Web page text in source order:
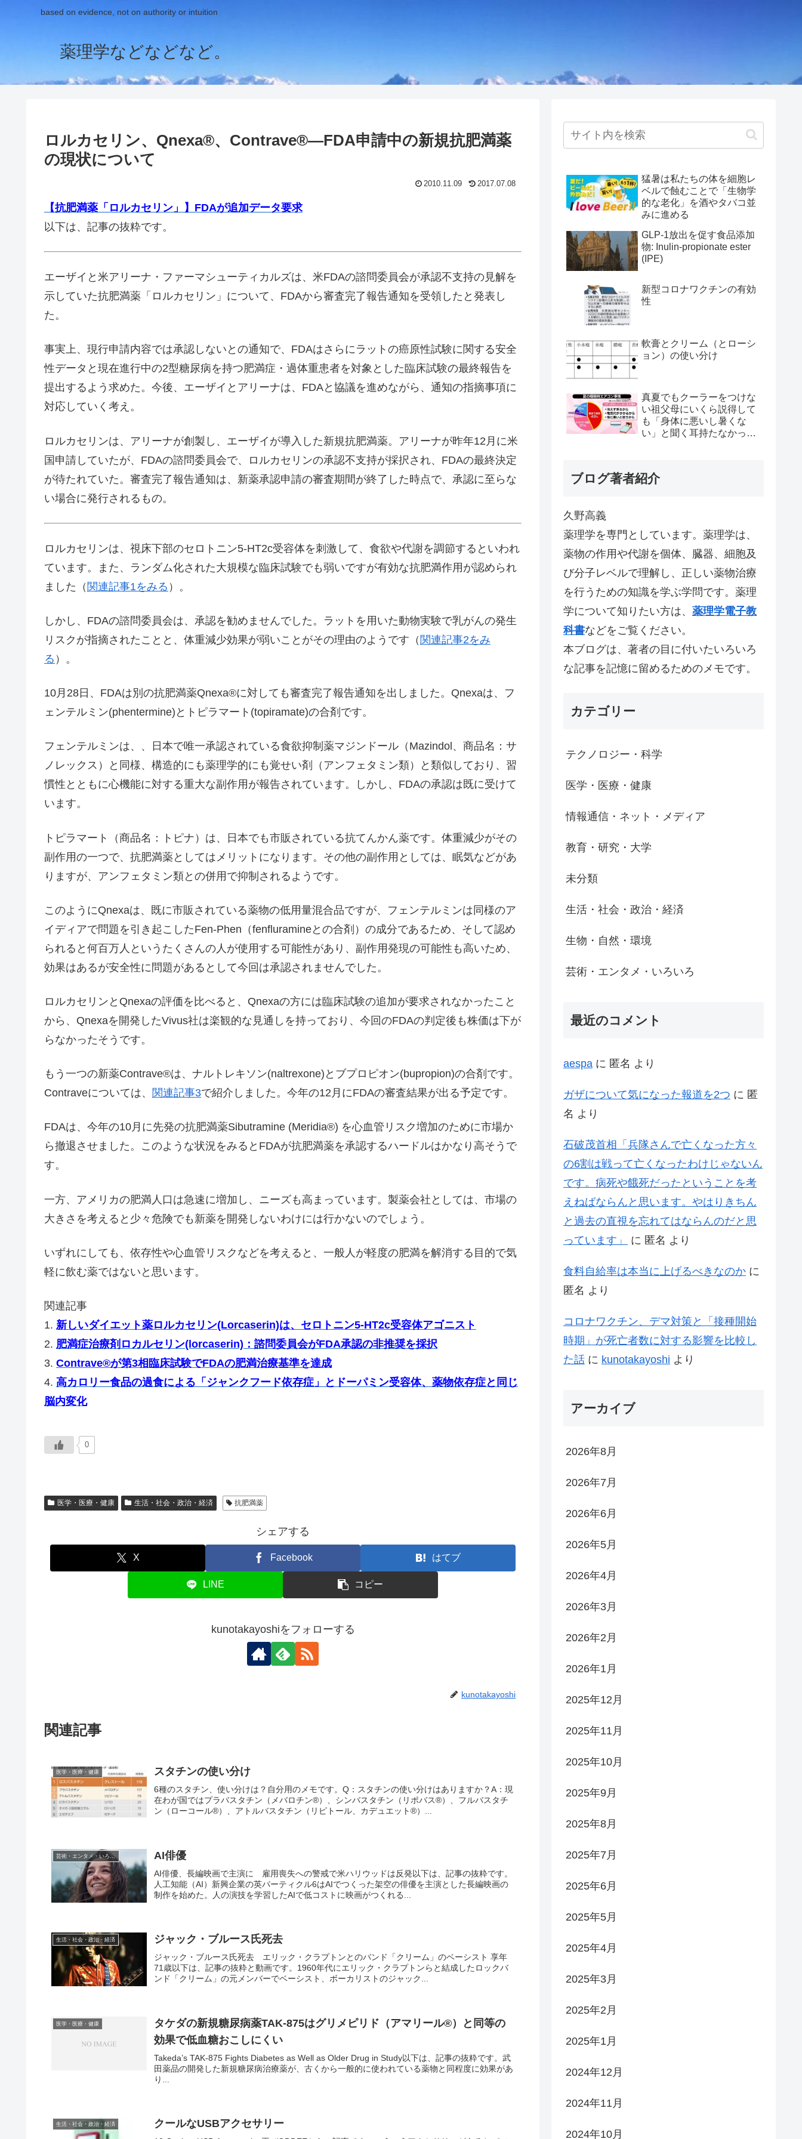
based on evidence, not on authority or intuition
薬理学などなどなど。
ロルカセリン、Qnexa®、Contrave®―FDA申請中の新規抗肥満薬
の現状について
2010.11.09 2017.07.08
【抗肥満薬「ロルカセリン」】FDAが追加データ要求
以下は、記事の抜粋です。
エーザイと米アリーナ・ファーマシューティカルズは、米FDAの諮問委員会が承認不支持の見解を
示していた抗肥満薬「ロルカセリン」について、FDAから審査完了報告通知を受領したと発表し
た。
事実上、現行申請内容では承認しないとの通知で、FDAはさらにラットの癌原性試験に関する安全
性データと現在進行中の2型糖尿病を持つ肥満症・過体重患者を対象とした臨床試験の最終報告を
提出するよう求めた。今後、エーザイとアリーナは、FDAと協議を進めながら、通知の指摘事項に
対応していく考え。
ロルカセリンは、アリーナが創製し、エーザイが導入した新規抗肥満薬。アリーナが昨年12月に米
国申請していたが、FDAの諮問委員会で、ロルカセリンの承認不支持が採択され、FDAの最終決定
が待たれていた。審査完了報告通知は、新薬承認申請の審査期間が終了した時点で、承認に至らな
い場合に発行されるもの。
ロルカセリンは、視床下部のセロトニン5-HT2c受容体を刺激して、食欲や代謝を調節するといわれ
ています。また、ランダム化された大規模な臨床試験でも弱いですが有効な抗肥満作用が認められ
ました（ 関連記事1をみる ）。
しかし、FDAの諮問委員会は、承認を勧めませんでした。ラットを用いた動物実験で乳がんの発生
リスクが指摘されたことと、体重減少効果が弱いことがその理由のようです（ 関連記事2をみ
る ）。
10月28日、FDAは別の抗肥満薬Qnexa®に対しても審査完了報告通知を出しました。Qnexaは、フ
ェンテルミン(phentermine)とトピラマート(topiramate)の合剤です。
フェンテルミンは、、日本で唯一承認されている食欲抑制薬マジンドール（Mazindol、商品名：サ
ノレックス）と同様、構造的にも薬理学的にも覚せい剤（アンフェタミン類）と類似しており、習
慣性とともに心機能に対する重大な副作用が報告されています。しかし、FDAの承認は既に受けて
います。
トピラマート（商品名：トピナ）は、日本でも市販されている抗てんかん薬です。体重減少がその
副作用の一つで、抗肥満薬としてはメリットになります。その他の副作用としては、眠気などがあ
りますが、アンフェタミン類との併用で抑制されるようです。
このようにQnexaは、既に市販されている薬物の低用量混合品ですが、フェンテルミンは同様のア
イディアで問題を引き起こしたFen-Phen（fenfluramineとの合剤）の成分であるため、そして認め
られると何百万人というたくさんの人が使用する可能性があり、副作用発現の可能性も高いため、
効果はあるが安全性に問題があるとして今回は承認されませんでした。
ロルカセリンとQnexaの評価を比べると、Qnexaの方には臨床試験の追加が要求されなかったこと
から、Qnexaを開発したVivus社は楽観的な見通しを持っており、今回のFDAの判定後も株価は下が
らなかったそうです。
もう一つの新薬Contrave®は、ナルトレキソン(naltrexone)とブプロピオン(bupropion)の合剤です。
Contraveについては、 関連記事3で紹介しました。今年の12月にFDAの審査結果が出る予定です。
FDAは、今年の10月に先発の抗肥満薬Sibutramine (Meridia®) を心血管リスク増加のために市場か
ら撤退させました。このような状況をみるとFDAが抗肥満薬を承認するハードルはかなり高そうで
す。
一方、アメリカの肥満人口は急速に増加し、ニーズも高まっています。製薬会社としては、市場の
大きさを考えると少々危険でも新薬を開発しないわけには行かないのでしょう。
いずれにしても、依存性や心血管リスクなどを考えると、一般人が軽度の肥満を解消する目的で気
軽に飲む薬ではないと思います。
関連記事
1. 新しいダイエット薬ロルカセリン(Lorcaserin)は、セロトニン5-HT2c受容体アゴニスト
2. 肥満症治療剤ロカルセリン(lorcaserin)：諮問委員会がFDA承認の非推奨を採択
3. Contrave®が第3相臨床試験でFDAの肥満治療基準を達成
4. 高カロリー食品の過食による「ジャンクフード依存症」とドーパミン受容体、薬物依存症と同じ
脳内変化
0
医学・医療・健康 生活・社会・政治・経済 抗肥満薬
シェアする
X Facebook はてブ
LINE コピー
kunotakayoshiをフォローする
kunotakayoshi
関連記事
医学・医療・健康 スタチンの使い分け
6種のスタチン、使い分けは？自分用のメモです。Q：スタチンの使い分けはありますか？A：現
在わが国ではプラバスタチン（メバロチン®）、シンバスタチン（リポバス®）、フルバスタチ
ン（ローコール®）、アトルバスタチン（リピトール、カデュエット®）...
芸術・エンタメ・いろいろ AI俳優
AI俳優、長編映画で主演に 雇用喪失への警戒で米ハリウッドは反発以下は、記事の抜粋です。
人工知能（AI）新興企業の英パーティクル6はAIでつくった架空の俳優を主演とした長編映画の
制作を始めた。人の演技を学習したAIで低コストに映画がつくれる...
生活・社会・政治・経済 ジャック・ブルース氏死去
ジャック・ブルース氏死去 エリック・クラプトンとのバンド「クリーム」のベーシスト 享年
71歳以下は、記事の抜粋と動画です。1960年代にエリック・クラプトンらと結成したロックバ
ンド「クリーム」の元メンバーでベーシスト、ボーカリストのジャック...
医学・医療・健康
タケダの新規糖尿病薬TAK-875はグリメピリド（アマリール®）と同等の
効果で低血糖おこしにくい
Takeda’s TAK-875 Fights Diabetes as Well as Older Drug in Study以下は、記事の抜粋です。武
田薬品の開発した新規糖尿病治療薬が、古くから一般的に使われている薬物と同程度に効果があ
り...
生活・社会・政治・経済 クールなUSBアクセサリー
猛暑は私たちの体を細胞レ
ベルで蝕むことで「生物学
的な老化」を酒やタバコ並
みに進める
GLP-1放出を促す食品添加
物: Inulin-propionate ester
(IPE)
新型コロナワクチンの有効
性
軟膏とクリーム（とローシ
ョン）の使い分け
真夏でもクーラーをつけな
い祖父母にいくら説得して
も「身体に悪いし暑くな
い」と聞く耳持たなかった
ブログ著者紹介
久野高義
薬理学を専門としています。薬理学は、
薬物の作用や代謝を個体、臓器、細胞及
び分子レベルで理解し、正しい薬物治療
を行うための知識を学ぶ学問です。薬理
学について知りたい方は、 薬理学電子教
科書などをご覧ください。
本ブログは、著者の目に付いたいろいろ
な記事を記憶に留めるためのメモです。
カテゴリー
テクノロジー・科学
医学・医療・健康
情報通信・ネット・メディア
教育・研究・大学
未分類
生活・社会・政治・経済
生物・自然・環境
芸術・エンタメ・いろいろ
最近のコメント
aespa に 匿名 より
ガザについて気になった報道を2つ に 匿
名 より
石破茂首相「兵隊さんで亡くなった方々
の6割は戦って亡くなったわけじゃないん
です。病死や餓死だったということを考
えねばならんと思います。やはりきちん
と過去の直視を忘れてはならんのだと思
っています」
に 匿名 より
食料自給率は本当に上げるべきなのか に
匿名 より
コロナワクチン、デマ対策と「接種開始
時期」が死亡者数に対する影響を比較し
た話 に kunotakayoshi より
アーカイブ
2026年8月
2026年7月
2026年6月
2026年5月
2026年4月
2026年3月
2026年2月
2026年1月
2025年12月
2025年11月
2025年10月
2025年9月
2025年8月
2025年7月
2025年6月
2025年5月
2025年4月
2025年3月
2025年2月
2025年1月
2024年12月
2024年11月
2024年10月